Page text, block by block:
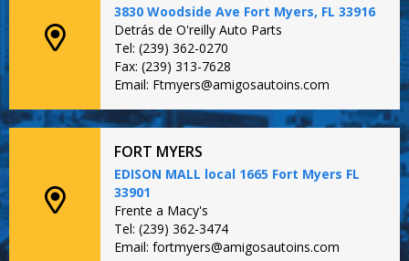
3830 Woodside Ave Fort Myers, FL 33916
Detrás de O'reilly Auto Parts
Tel: (239) 362-0270
Fax: (239) 313-7628
Email: Ftmyers@amigosautoins.com
FORT MYERS
EDISON MALL local 1665 Fort Myers FL
33901
Frente a Macy's
Tel: (239) 362-3474
Email: fortmyers@amigosautoins.com